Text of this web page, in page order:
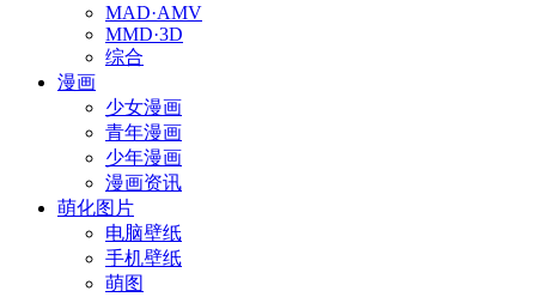
MAD·AMV
MMD·3D
综合
漫画
少女漫画
青年漫画
少年漫画
漫画资讯
萌化图片
电脑壁纸
手机壁纸
萌图